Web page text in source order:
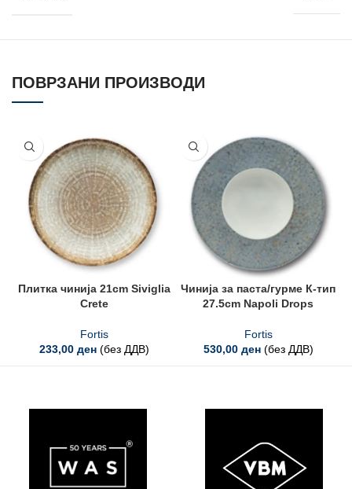
ПОВРЗАНИ ПРОИЗВОДИ
Плитка чинија 21cm Siviglia
Crete
Fortis
233,00 ден (без ДДВ)
Чинија за паста/гурме К-тип
27.5cm Napoli Drops
Fortis
530,00 ден (без ДДВ)